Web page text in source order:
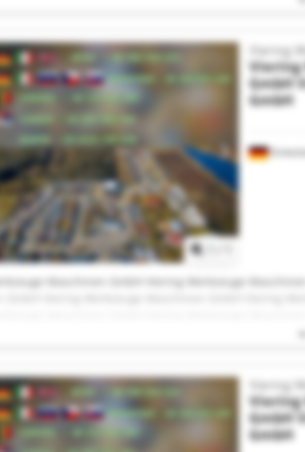
Viering
Viering
GmbH
GmbH
Maschinen GmbH Viering Werkzeuge
GmbH Viering Werkzeuge Maschinen GmbH Viering
Viering
Viering
GmbH
GmbH